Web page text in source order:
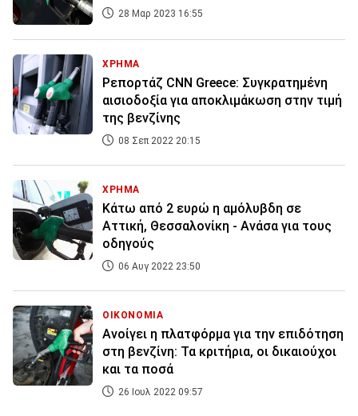
28 Μαρ 2023 16:55
ΧΡΗΜΑ
Ρεπορτάζ CNN Greece: Συγκρατημένη
αισιοδοξία για αποκλιμάκωση στην τιμή
της βενζίνης
08 Σεπ 2022 20:15
ΧΡΗΜΑ
Κάτω από 2 ευρώ η αμόλυβδη σε
Αττική, Θεσσαλονίκη - Ανάσα για τους
οδηγούς
06 Αυγ 2022 23:50
ΟΙΚΟΝΟΜΙΑ
Ανοίγει η πλατφόρμα για την επιδότηση
στη βενζίνη: Τα κριτήρια, οι δικαιούχοι
και τα ποσά
26 Ιουλ 2022 09:57